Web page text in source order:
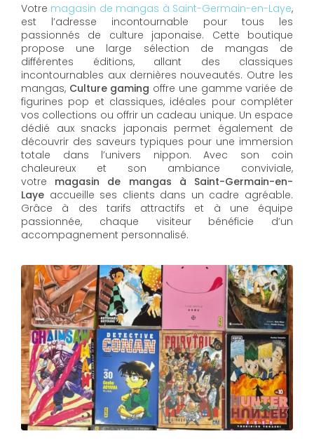
Votre magasin de mangas à Saint-Germain-en-Laye,
est l’adresse incontournable pour tous les
passionnés de culture japonaise. Cette boutique
propose une large sélection de mangas de
différentes éditions, allant des classiques
incontournables aux dernières nouveautés. Outre les
mangas, Culture gaming offre une gamme variée de
figurines pop et classiques, idéales pour compléter
vos collections ou offrir un cadeau unique. Un espace
dédié aux snacks japonais permet également de
découvrir des saveurs typiques pour une immersion
totale dans l’univers nippon. Avec son coin
chaleureux et son ambiance conviviale,
votre magasin de mangas à Saint-Germain-en-
Laye accueille ses clients dans un cadre agréable.
Grâce à des tarifs attractifs et à une équipe
passionnée, chaque visiteur bénéficie d’un
accompagnement personnalisé.